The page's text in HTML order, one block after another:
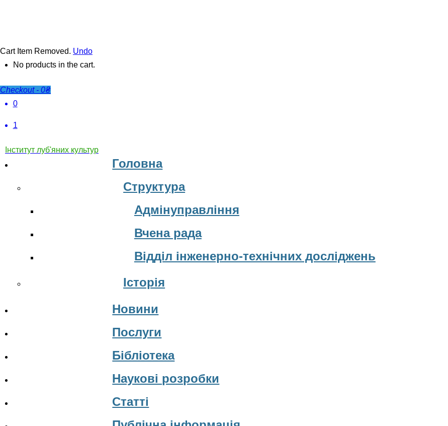
Cart Item Removed. Undo
No products in the cart.
Checkout - 0₴
0
1
Інститут луб'яних культур
Головна
Структура
Адмінуправління
Вчена рада
Відділ інженерно-технічних досліджень
Історія
Новини
Послуги
Бібліотека
Наукові розробки
Статті